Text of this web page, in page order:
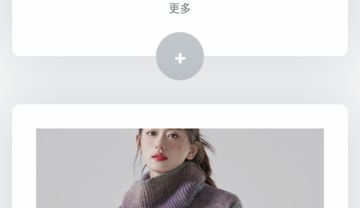
更多
更多